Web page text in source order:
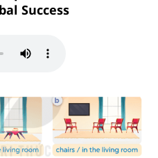
Success